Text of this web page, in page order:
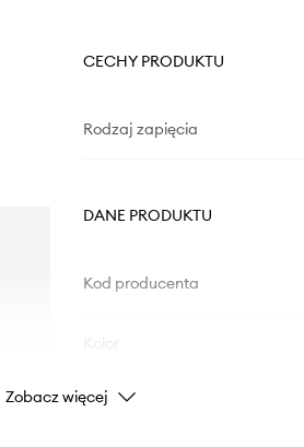
CECHY PRODUKTU
Rodzaj zapięcia
DANE PRODUKTU
Kod producenta
Marka
Zobacz więcej